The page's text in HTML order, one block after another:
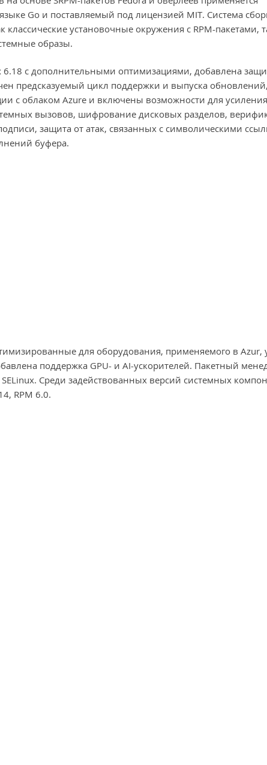
Go и поставляемый под лицензией MIT. Система
классические установочные окружения с RPM-пакетами,
образы.
6.18 с дополнительными оптимизациями, добавлена
предсказуемый цикл поддержки и выпуска обновлений,
с облаком Azure и включены возможности для усиления
вызовов, шифрование дисковых разделов,
защита от атак, связанных с символическими
буфера.
для оборудования, применяемого в Azur,
поддержка GPU- и AI-ускорителей. Пакетный
Среди задействованных версий системных
RPM 6.0.